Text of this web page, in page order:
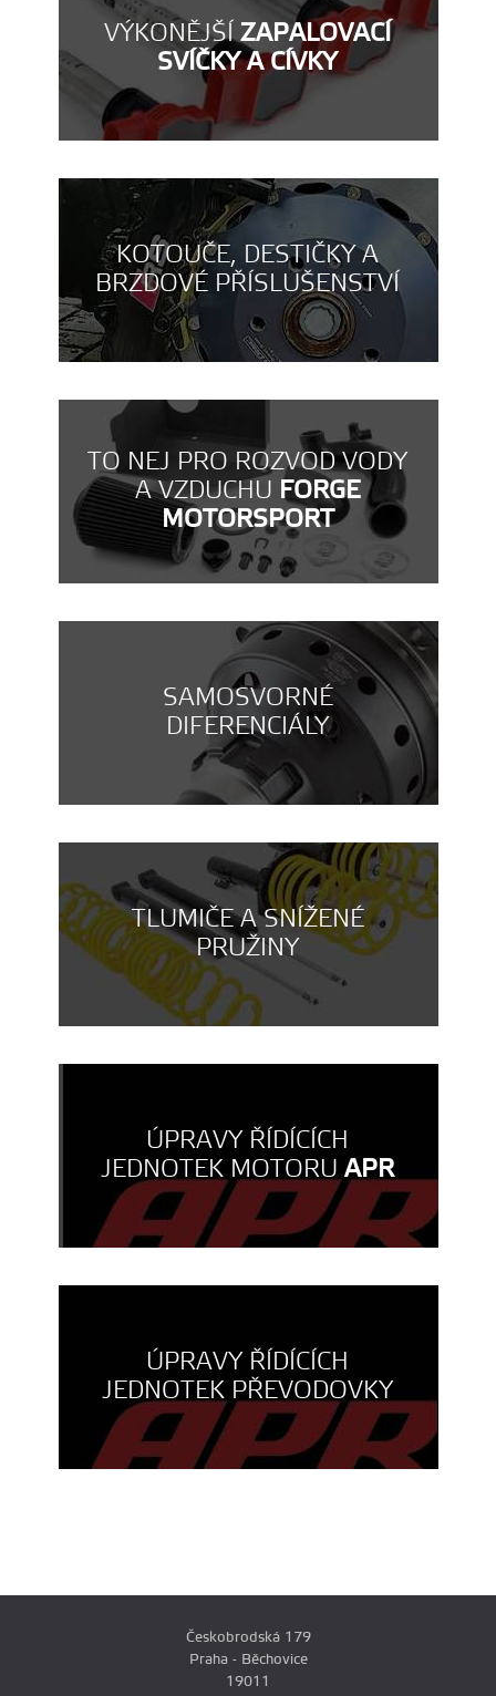
VÝKONĚJŠÍZAPALOVACÍ
SVÍČKY A CÍVKY
KOTOUČE, DESTIČKY A
BRZDOVÉ PŘÍSLUŠENSTVÍ
TO NEJ PRO ROZVOD VODY
A VZDUCHU FORGE
MOTORSPORT
SAMOSVORNÉ
DIFERENCIÁLY
TLUMIČE A SNÍŽENÉ
PRUŽINY
ÚPRAVY ŘÍDÍCÍCH
JEDNOTEK MOTORUAPR
ÚPRAVY ŘÍDÍCÍCH
JEDNOTEK PŘEVODOVKY
Českobrodská 179
Praha - Běchovice
19011